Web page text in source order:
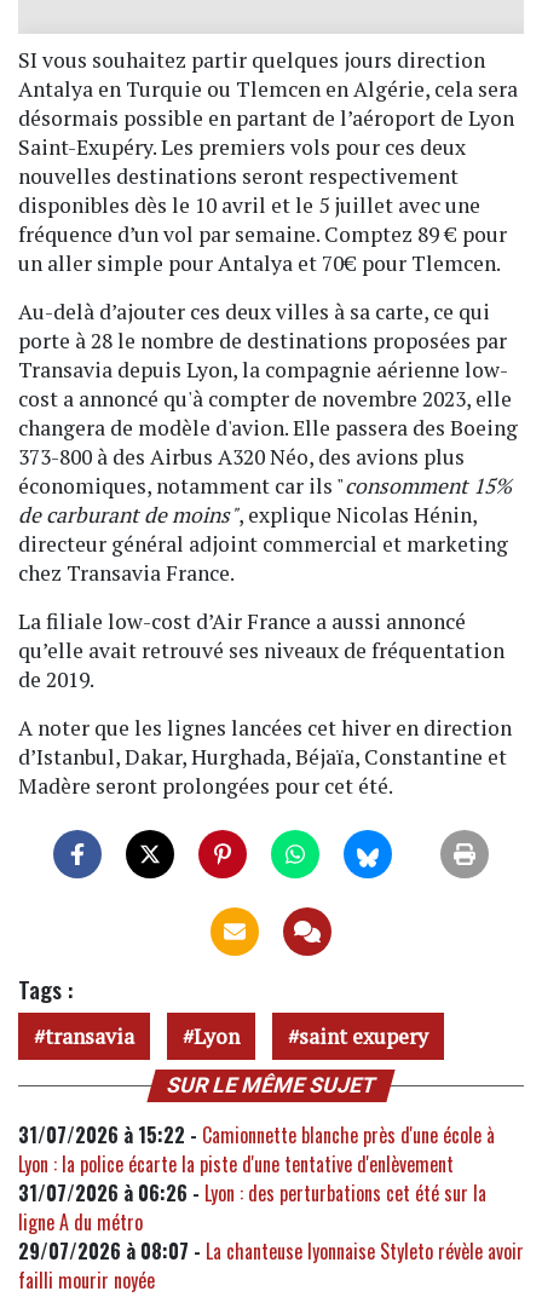
SI vous souhaitez partir quelques jours direction
Antalya en Turquie ou Tlemcen en Algérie, cela sera
désormais possible en partant de l’aéroport de Lyon
Saint-Exupéry. Les premiers vols pour ces deux
nouvelles destinations seront respectivement
disponibles dès le 10 avril et le 5 juillet avec une
fréquence d’un vol par semaine. Comptez 89 € pour
un aller simple pour Antalya et 70€ pour Tlemcen.
Au-delà d’ajouter ces deux villes à sa carte, ce qui
porte à 28 le nombre de destinations proposées par
Transavia depuis Lyon, la compagnie aérienne low-
cost a annoncé qu'à compter de novembre 2023, elle
changera de modèle d'avion. Elle passera des Boeing
373-800 à des Airbus A320 Néo, des avions plus
économiques, notamment car ils "consomment 15%
de carburant de moins", explique Nicolas Hénin,
directeur général adjoint commercial et marketing
chez Transavia France.
La filiale low-cost d’Air France a aussi annoncé
qu’elle avait retrouvé ses niveaux de fréquentation
de 2019.
A noter que les lignes lancées cet hiver en direction
d’Istanbul, Dakar, Hurghada, Béjaïa, Constantine et
Madère seront prolongées pour cet été.
Tags :
transavia Lyon saint exupery
SUR LE MÊME SUJET
31/07/2026 à 15:22 - Camionnette blanche près d'une école à
Lyon : la police écarte la piste d'une tentative d'enlèvement
31/07/2026 à 06:26 - Lyon : des perturbations cet été sur la
ligne A du métro
29/07/2026 à 08:07 - La chanteuse lyonnaise Styleto révèle avoir
failli mourir noyée